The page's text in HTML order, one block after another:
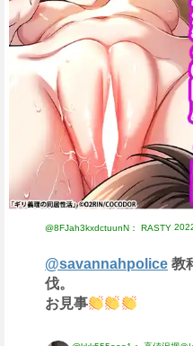
@8FJah3kxdctuunN： RASTY
@savannahpolice 教
伐。
お見事